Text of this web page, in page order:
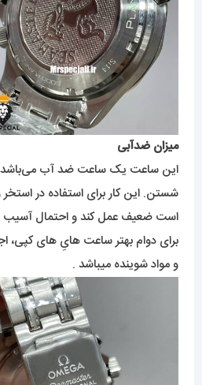
میزان ضدآبی
این ساعت یک ساعت ضد آب می‌باشد
شستن. این کار برای استفاده در
است ضعیف عمل کند و احتمال
برای دوام بهتر ساعت هایِ های کپی،
و مواد شوینده میباشد .